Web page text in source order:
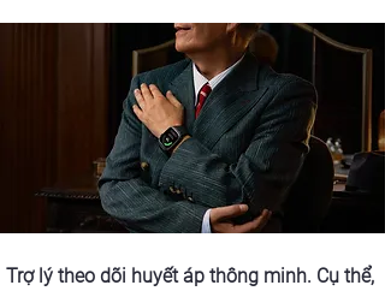
Trợ lý theo dõi huyết áp thông minh. Cụ thể,